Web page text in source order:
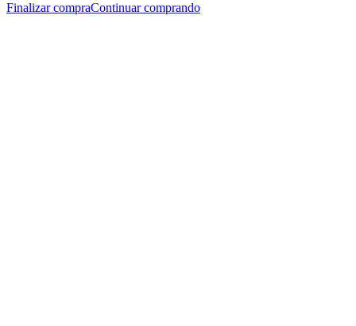
Finalizar compraContinuar comprando